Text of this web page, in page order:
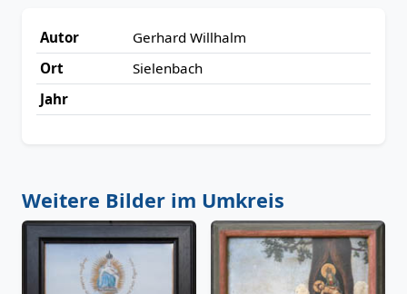
Autor
Gerhard Willhalm
Ort
Sielenbach
Jahr
Weitere Bilder im Umkreis